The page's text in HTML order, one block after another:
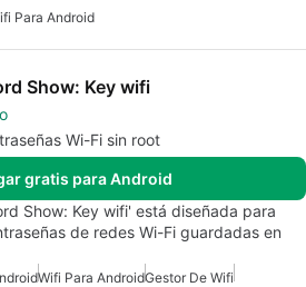
Para Android
Show: Key wifi
Wi-Fi sin root
gratis para Android
Show: Key wifi' está diseñada para
de redes Wi-Fi guardadas en
Wifi Para AndroidGestor De Wifi